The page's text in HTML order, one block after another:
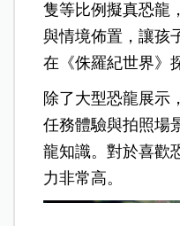
隻等比例擬真恐龍
與情境佈置，讓孩
在《侏羅紀世界》
除了大型恐龍展示
任務體驗與拍照場
龍知識。對於喜歡
力非常高。